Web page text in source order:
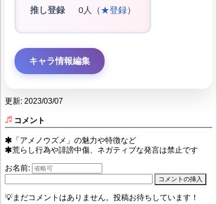
推し登録 0人（ ★登録）
キャラ情報編集
更新: 2023/03/07
コメント
「アメノウズメ」の魅力や特徴など
荒らし行為や誹謗中傷、ネガティブな発言は禁止です
お名前:
💡まだコメントはありません。投稿お待ちしています！